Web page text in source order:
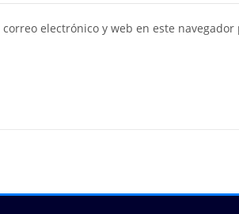
electrónico y web en este